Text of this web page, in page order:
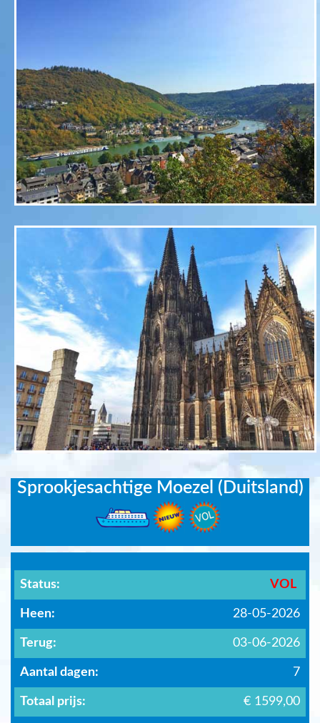
Sprookjesachtige Moezel (Duitsland)
Status: VOL
Heen: 28-05-2026
Terug: 03-06-2026
Aantal dagen: 7
Totaal prijs: € 1599,00